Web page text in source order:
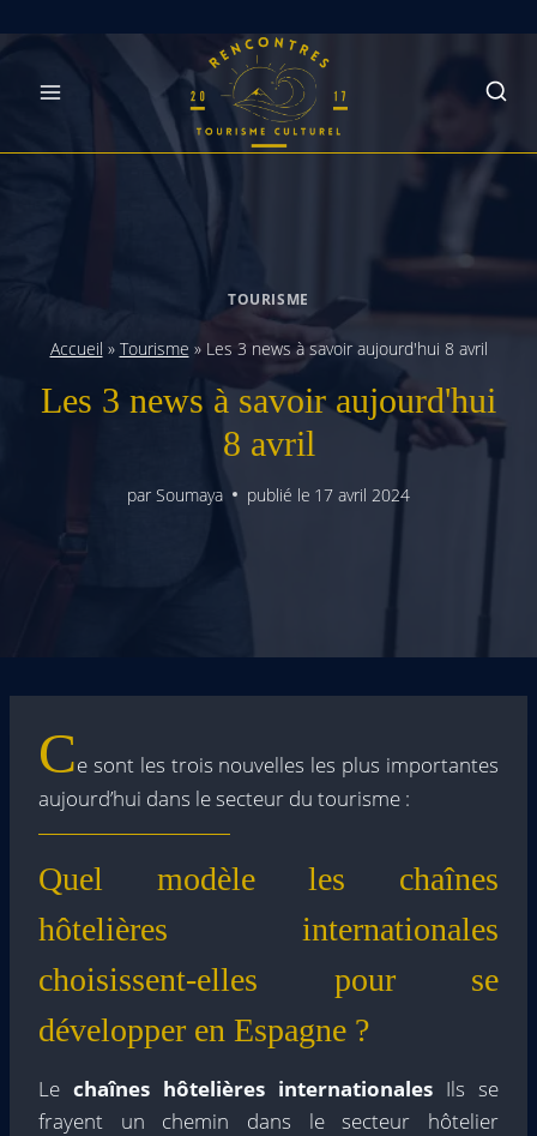
Skip
TOURISME
Accueil » Tourisme » Les 3 news à savoir aujourd'hui 8 avril
Les 3 news à savoir aujourd'hui
8 avril
par Soumaya publié le 17 avril 2024
Ce sont les trois nouvelles les plus importantes
aujourd’hui dans le secteur du tourisme :
Quel modèle les chaînes
hôtelières internationales
choisissent-elles pour se
développer en Espagne ?
Le chaînes hôtelières internationales Ils se
frayent un chemin dans le secteur hôtelier